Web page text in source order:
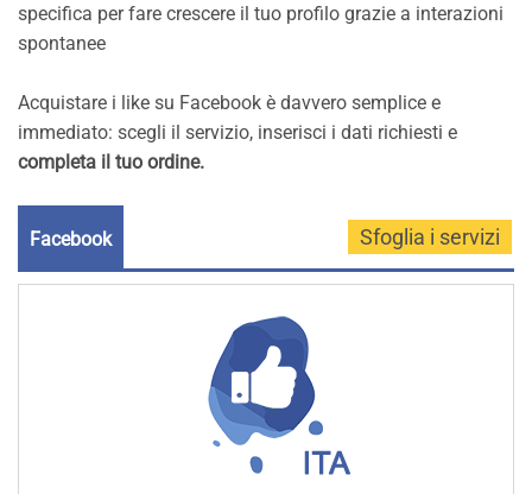
specifica per fare crescere il tuo profilo grazie a interazioni
spontanee
Acquistare i like su Facebook è davvero semplice e
immediato: scegli il servizio, inserisci i dati richiesti e
completa il tuo ordine.
Facebook